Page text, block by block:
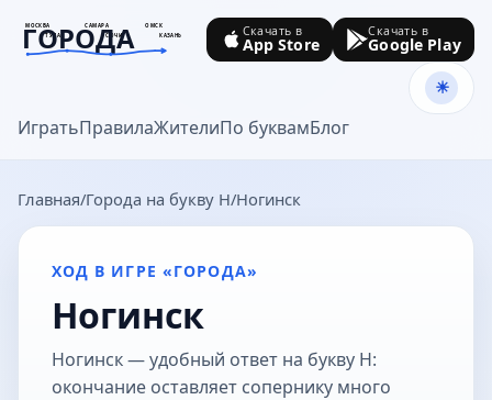
МОСКВА САМАРА
ОМСК
ТУЛА
СОЧИ КАЗАНЬ
ГОРОДА
goroda-na.ru
ИгратьПравилаЖителиПо буквамБлог
Скачать в
App Store
Скачать в
Google Play
Главная Города на букву Н Ногинск
ХОД В ИГРЕ «ГОРОДА»
Ногинск
Ногинск — удобный ответ на букву Н:
окончание оставляет сопернику много